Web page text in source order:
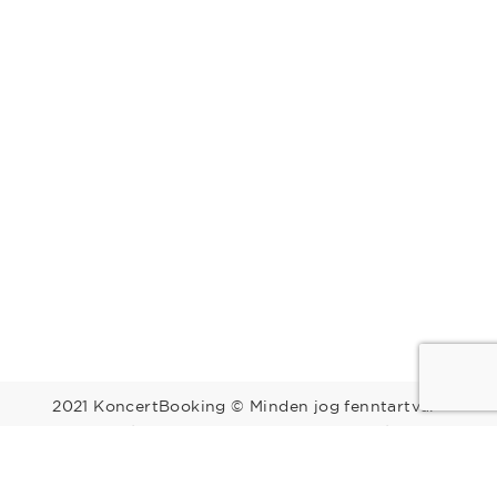
2021 KoncertBooking © Minden jog fenntartva.
Kapcsolat | Telefonszám: +36 30 157 9812 | E-mail: